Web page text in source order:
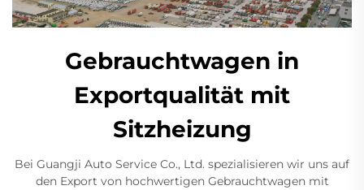
Gebrauchtwagen in
Exportqualität mit
Sitzheizung
Bei Guangji Auto Service Co., Ltd. spezialisieren wir uns auf
den Export von hochwertigen Gebrauchtwagen mit